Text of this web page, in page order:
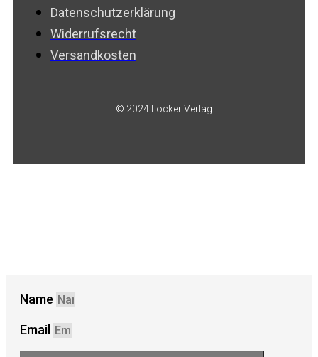
Datenschutzerklärung
Widerrufsrecht
Versandkosten
© 2024 Löcker Verlag
Name
Email